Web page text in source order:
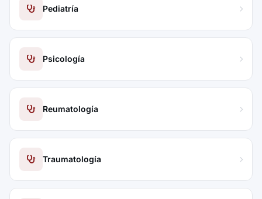
Pediatría
Psicología
Reumatología
Traumatología